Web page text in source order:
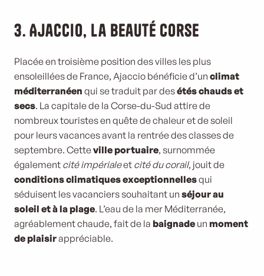
3. Ajaccio, la beauté corse
Placée en troisième position des villes les plus
ensoleillées de France, Ajaccio bénéficie d’un climat
méditerranéen qui se traduit par desétés chauds et
secs. La capitale de la Corse-du-Sud attire de
nombreux touristes en quête de chaleur et de soleil
pour leurs vacances avant la rentrée des classes de
septembre. Cetteville portuaire, surnommée
également cité impérialeet cité du corail, jouit de
conditions climatiques exceptionnellesqui
séduisent les vacanciers souhaitant un séjour au
soleil et à la plage. L’eau de la mer Méditerranée,
agréablement chaude, fait de la baignade un moment
de plaisirappréciable.